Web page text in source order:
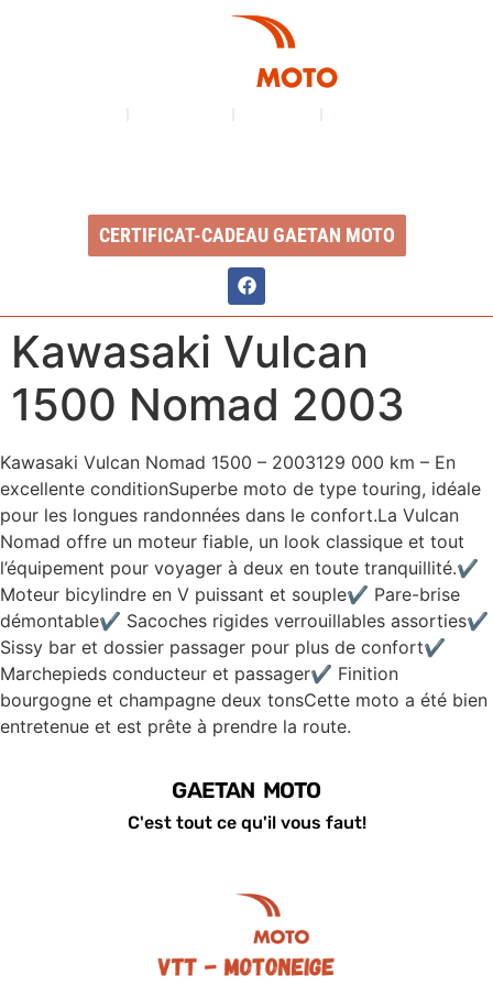
CERTIFICAT-CADEAU GAETAN MOTO
Kawasaki Vulcan
1500 Nomad 2003
Kawasaki Vulcan Nomad 1500 – 2003129 000 km – En
excellente conditionSuperbe moto de type touring, idéale
pour les longues randonnées dans le confort.La Vulcan
Nomad offre un moteur fiable, un look classique et tout
l’équipement pour voyager à deux en toute tranquillité.✔️
Moteur bicylindre en V puissant et souple✔️ Pare-brise
démontable✔️ Sacoches rigides verrouillables assorties✔️
Sissy bar et dossier passager pour plus de confort✔️
Marchepieds conducteur et passager✔️ Finition
bourgogne et champagne deux tonsCette moto a été bien
entretenue et est prête à prendre la route.
GAETAN MOTO
C'est tout ce qu'il vous faut!